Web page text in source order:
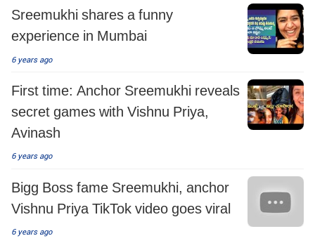
Sreemukhi shares a funny
experience in Mumbai
6 years ago
First time: Anchor Sreemukhi reveals
secret games with Vishnu Priya,
Avinash
6 years ago
Bigg Boss fame Sreemukhi, anchor
Vishnu Priya TikTok video goes viral
6 years ago